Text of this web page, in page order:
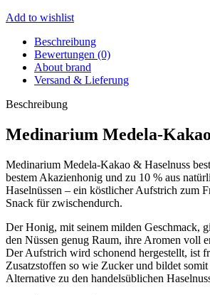
Add to wishlist
Beschreibung
Bewertungen (0)
About brand
Versand & Lieferung
Beschreibung
Medinarium Medela-
Medinarium Medela-Kakao & Haselnuss
bestem Akazienhonig und zu 10 % aus
Haselnüssen – ein köstlicher Aufstrich zum
Snack für zwischendurch.
Der Honig, mit seinem milden Geschmack,
den Nüssen genug Raum, ihre Aromen voll
Der Aufstrich wird schonend hergestellt, ist
Zusatzstoffen so wie Zucker und bildet somit
Alternative zu den handelsüblichen